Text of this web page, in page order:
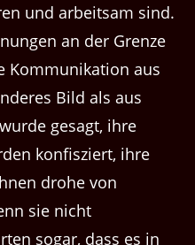
und arbeitsam sind.
an der Grenze
Kommunikation aus
Bild als aus
gesagt, ihre
konfisziert, ihre
drohe von
sie nicht
sogar, dass es in